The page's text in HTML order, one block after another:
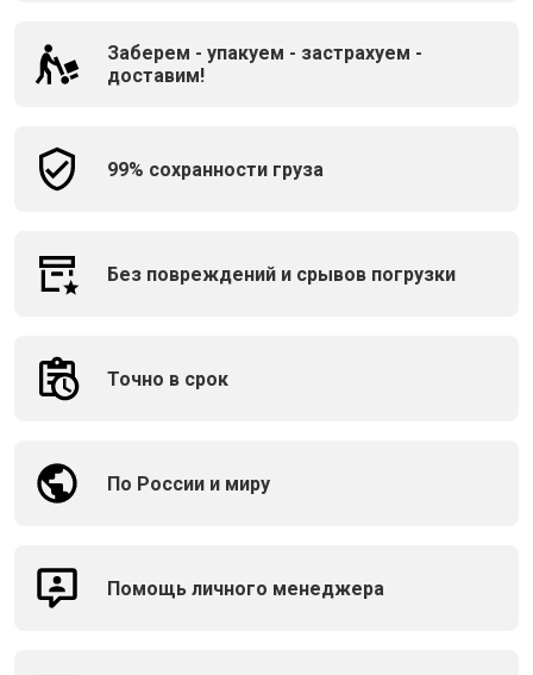
Заберем - упакуем - застрахуем -
доставим!
99% сохранности груза
Без повреждений и срывов погрузки
Точно в срок
По России и миру
Помощь личного менеджера